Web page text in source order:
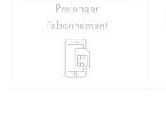
Prolonger
l'abonnement